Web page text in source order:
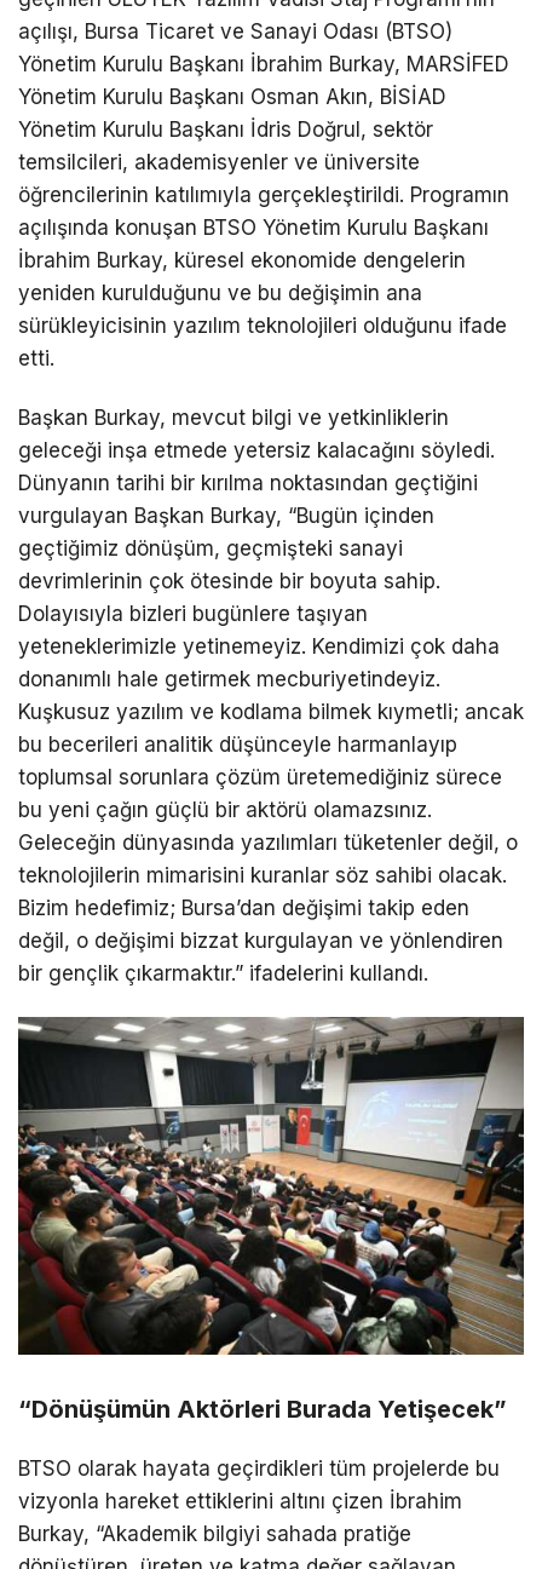
açılışı, Bursa Ticaret ve Sanayi Odası (BTSO)
Yönetim Kurulu Başkanı İbrahim Burkay, MARSİFED
Yönetim Kurulu Başkanı Osman Akın, BİSİAD
Yönetim Kurulu Başkanı İdris Doğrul, sektör
temsilcileri, akademisyenler ve üniversite
öğrencilerinin katılımıyla gerçekleştirildi. Programın
açılışında konuşan BTSO Yönetim Kurulu Başkanı
İbrahim Burkay, küresel ekonomide dengelerin
yeniden kurulduğunu ve bu değişimin ana
sürükleyicisinin yazılım teknolojileri olduğunu ifade
etti.
Başkan Burkay, mevcut bilgi ve yetkinliklerin
geleceği inşa etmede yetersiz kalacağını söyledi.
Dünyanın tarihi bir kırılma noktasından geçtiğini
vurgulayan Başkan Burkay, “Bugün içinden
geçtiğimiz dönüşüm, geçmişteki sanayi
devrimlerinin çok ötesinde bir boyuta sahip.
Dolayısıyla bizleri bugünlere taşıyan
yeteneklerimizle yetinemeyiz. Kendimizi çok daha
donanımlı hale getirmek mecburiyetindeyiz.
Kuşkusuz yazılım ve kodlama bilmek kıymetli; ancak
bu becerileri analitik düşünceyle harmanlayıp
toplumsal sorunlara çözüm üretemediğiniz sürece
bu yeni çağın güçlü bir aktörü olamazsınız.
Geleceğin dünyasında yazılımları tüketenler değil, o
teknolojilerin mimarisini kuranlar söz sahibi olacak.
Bizim hedefimiz; Bursa’dan değişimi takip eden
değil, o değişimi bizzat kurgulayan ve yönlendiren
bir gençlik çıkarmaktır.” ifadelerini kullandı.
“Dönüşümün Aktörleri Burada Yetişecek”
BTSO olarak hayata geçirdikleri tüm projelerde bu
vizyonla hareket ettiklerini altını çizen İbrahim
Burkay, “Akademik bilgiyi sahada pratiğe